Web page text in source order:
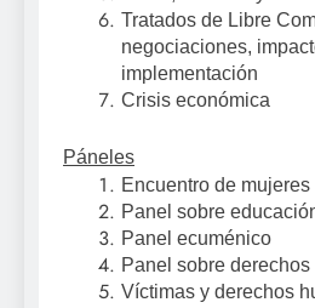
Tratados de Libre
negociaciones,
implementación
Crisis económica
Páneles
Encuentro de mujeres
Panel sobre
Panel ecuménico
Panel sobre
Víctimas y derechos